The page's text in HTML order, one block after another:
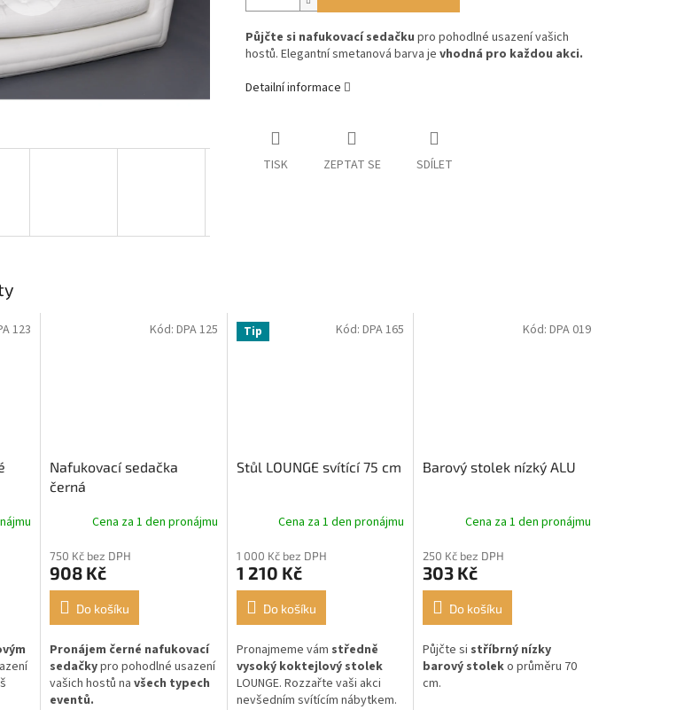
Půjčte si nafukovací sedačku pro pohodlné usazení vašich
hostů. Elegantní smetanová barva je vhodná pro každou akci.
Detailní informace
TISK ZEPTAT SE SDÍLET
123
Nafukovací sedačka
černá
Cena za 1 den pronájmu
750 Kč bez DPH
908 Kč
Do košíku
Pronájem černé nafukovací
sedačkypro pohodlné usazení
vašich hostů na všech typech
eventů.
Kód: DPA 125 Tip
Stůl LOUNGE svítící 75 cm
Cena za 1 den pronájmu
1 000 Kč bez DPH
1 210 Kč
Do košíku
Pronajmeme vám středně
vysoký koktejlový stolek
LOUNGE. Rozzařte vaši akci
nevšedním svítícím nábytkem.
Kód:DPA 165
Barový stolek nízký ALU
Cena za 1 den pronájmu
250 Kč bez DPH
303 Kč
Do košíku
Půjčte si stříbrný nízky
barový stoleko průměru 70
cm.
Kód: DPA 019